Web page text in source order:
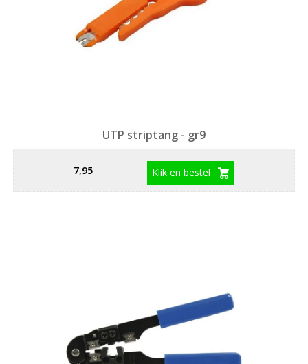
UTP striptang - gr9
7,95 Klik en bestel